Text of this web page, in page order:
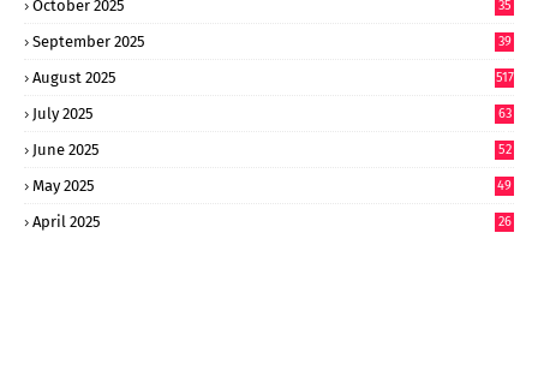
October 2025 35
September 2025
39
August 2025 517
July 2025
63
June 2025
52
May 2025
49
April 2025 26